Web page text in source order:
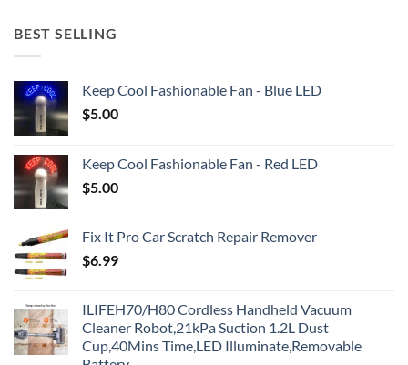
BEST SELLING
Keep Cool Fashionable Fan - Blue LED
$5.00
Keep Cool Fashionable Fan - Red LED
$5.00
Fix It Pro Car Scratch Repair Remover
$6.99
ILIFEH70/H80 Cordless Handheld Vacuum
Cleaner Robot,21kPa Suction 1.2L Dust
Cup,40Mins Time,LED Illuminate,Removable